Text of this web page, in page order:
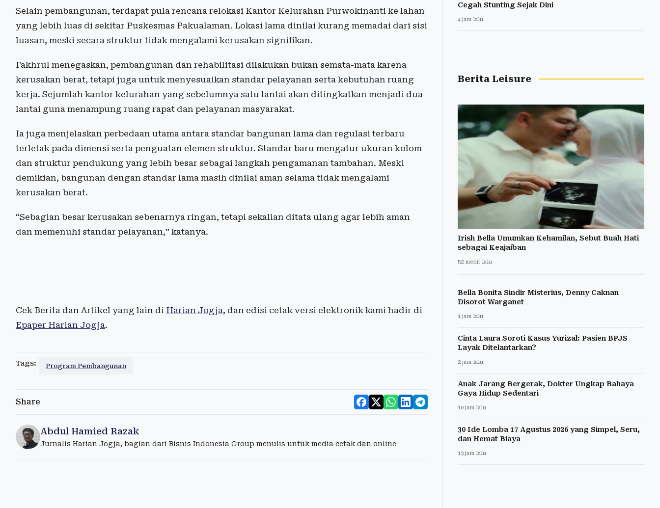
Selain pembangunan, terdapat pula rencana relokasi Kantor Kelurahan Purwokinanti ke lahan
yang lebih luas di sekitar Puskesmas Pakualaman. Lokasi lama dinilai kurang memadai dari sisi
luasan, meski secara struktur tidak mengalami kerusakan signifikan.
Fakhrul menegaskan, pembangunan dan rehabilitasi dilakukan bukan semata-mata karena
kerusakan berat, tetapi juga untuk menyesuaikan standar pelayanan serta kebutuhan ruang
kerja. Sejumlah kantor kelurahan yang sebelumnya satu lantai akan ditingkatkan menjadi dua
lantai guna menampung ruang rapat dan pelayanan masyarakat.
Ia juga menjelaskan perbedaan utama antara standar bangunan lama dan regulasi terbaru
terletak pada dimensi serta penguatan elemen struktur. Standar baru mengatur ukuran kolom
dan struktur pendukung yang lebih besar sebagai langkah pengamanan tambahan. Meski
demikian, bangunan dengan standar lama masih dinilai aman selama tidak mengalami
kerusakan berat.
“Sebagian besar kerusakan sebenarnya ringan, tetapi sekalian ditata ulang agar lebih aman
dan memenuhi standar pelayanan,” katanya.
Cek Berita dan Artikel yang lain di Harian Jogja, dan edisi cetak versi elektronik kami hadir di
Epaper Harian Jogja.
Tags: Program Pembangunan
Share
Abdul Hamied Razak
Jurnalis Harian Jogja, bagian dari Bisnis Indonesia Group menulis untuk media cetak dan online
Cegah Stunting Sejak Dini
4 jam lalu
Berita Leisure
Irish Bella Umumkan Kehamilan, Sebut Buah Hati
sebagai Keajaiban
52 menit lalu
Bella Bonita Sindir Misterius, Denny Caknan
Disorot Warganet
1 jam lalu
Cinta Laura Soroti Kasus Yurizal: Pasien BPJS
Layak Ditelantarkan?
2 jam lalu
Anak Jarang Bergerak, Dokter Ungkap Bahaya
Gaya Hidup Sedentari
10 jam lalu
30 Ide Lomba 17 Agustus 2026 yang Simpel, Seru,
dan Hemat Biaya
13 jam lalu